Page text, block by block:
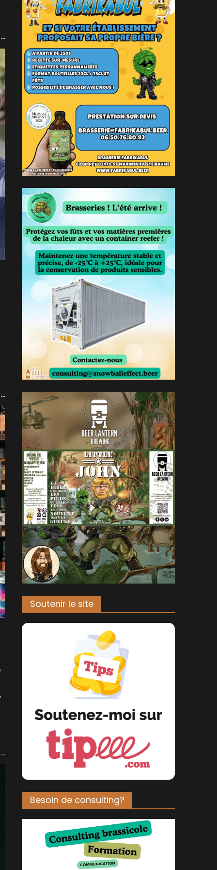
Soutenir le site
Besoin de consulting?